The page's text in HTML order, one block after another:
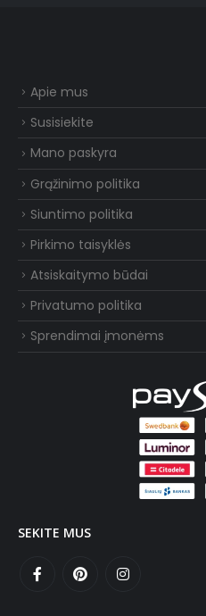
Apie mus
Susisiekite
Mano paskyra
Grąžinimo politika
Siuntimo politika
Pirkimo taisyklės
Atsiskaitymo būdai
Privatumo politika
Sprendimai įmonėms
SEKITE MUS